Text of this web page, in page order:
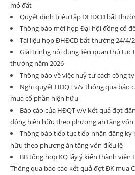
mỏ đất
Quyết định triệu tập ĐHĐCĐ bất
Thông báo mời họp Đại hội đồng cổ
Tài liệu họp ĐHĐCD bất thường 24/4/
Giải trinhg nội dung liên quan thủ tục
thường năm 2026
Thông báo về việc huỷ tư cách công
Nghi quyết HĐQT v/v thông qua báo
mua cổ phần hiện hữu
Báo cáo của HĐQT v/v kết quả đợt
đông hiện hữu theo phương an tăng vốn
Thông báo tiếp tục tiếp nhận đăng ký
hữu theo phương án tăng vốn điều lệ
BB tổng hợp KQ lấy ý kiến thành viên
Thông qua báo cáo kết quả đợt ĐK mua